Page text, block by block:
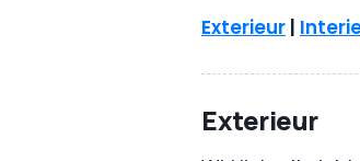
Exterieur |
Exterieur